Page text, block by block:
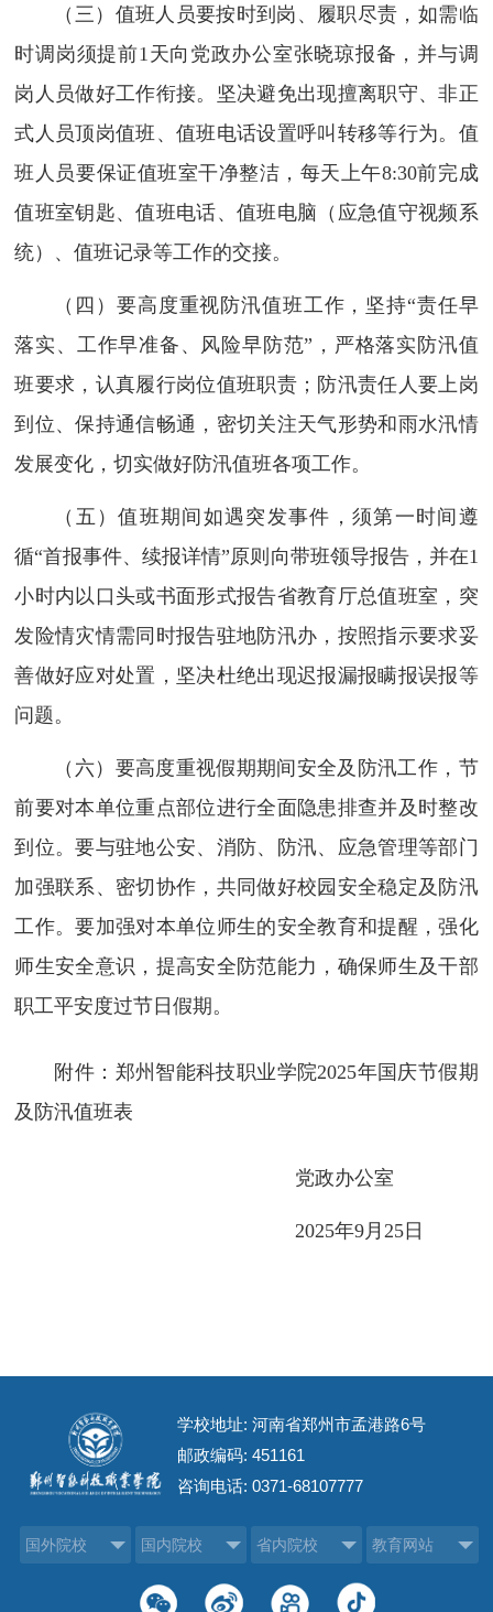
（三）值班人员要按时到岗、履职尽责，如需临
时调岗须提前1天向党政办公室张晓琼报备，并与调
岗人员做好工作衔接。坚决避免出现擅离职守、非正
式人员顶岗值班、值班电话设置呼叫转移等行为。值
班人员要保证值班室干净整洁，每天上午8:30前完成
值班室钥匙、值班电话、值班电脑（应急值守视频系
统）、值班记录等工作的交接。
（四）要高度重视防汛值班工作，坚持“责任早
落实、工作早准备、风险早防范”，严格落实防汛值
班要求，认真履行岗位值班职责；防汛责任人要上岗
到位、保持通信畅通，密切关注天气形势和雨水汛情
发展变化，切实做好防汛值班各项工作。
（五）值班期间如遇突发事件，须第一时间遵
循“首报事件、续报详情”原则向带班领导报告，并在1
小时内以口头或书面形式报告省教育厅总值班室，突
发险情灾情需同时报告驻地防汛办，按照指示要求妥
善做好应对处置，坚决杜绝出现迟报漏报瞒报误报等
问题。
（六）要高度重视假期期间安全及防汛工作，节
前要对本单位重点部位进行全面隐患排查并及时整改
到位。要与驻地公安、消防、防汛、应急管理等部门
加强联系、密切协作，共同做好校园安全稳定及防汛
工作。要加强对本单位师生的安全教育和提醒，强化
师生安全意识，提高安全防范能力，确保师生及干部
职工平安度过节日假期。
附件：郑州智能科技职业学院2025年国庆节假期
及防汛值班表
党政办公室
2025年9月25日
学校地址: 河南省郑州市孟港路6号
邮政编码: 451161
咨询电话: 0371-68107777
国外院校 国内院校 省内院校 教育网站